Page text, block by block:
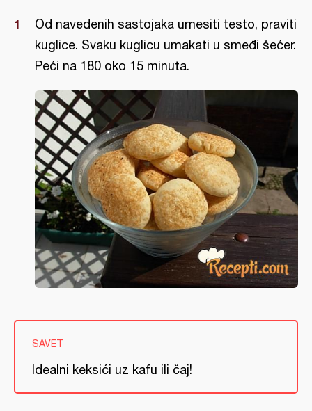
Od navedenih sastojaka umesiti testo, praviti
kuglice. Svaku kuglicu umakati u smeđi šećer.
Peći na 180 oko 15 minuta.
SAVET
Idealni keksići uz kafu ili čaj!